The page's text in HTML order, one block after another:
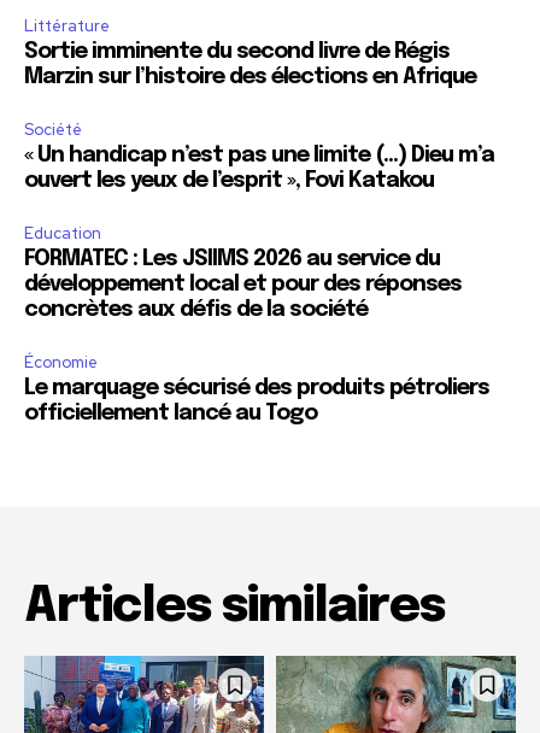
Littérature
Sortie imminente du second livre de Régis
Marzin sur l’histoire des élections en Afrique
Société
« Un handicap n’est pas une limite (…) Dieu m’a
ouvert les yeux de l’esprit », Fovi Katakou
Education
FORMATEC : Les JSIIMS 2026 au service du
développement local et pour des réponses
concrètes aux défis de la société
Économie
Le marquage sécurisé des produits pétroliers
officiellement lancé au Togo
Articles similaires